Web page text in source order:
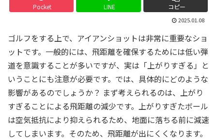
Pocket LINE コピー
2025.01.08
ゴルフをする上で、アイアンショットは非常に重要なショ
ットです。一般的には、飛距離を確保するためには低い弾
道を意識することが多いですが、実は「上がりすぎる」と
いうことにも注意が必要です。では、具体的にどのような
影響があるのでしょうか？ まず考えられるのは、上がり
すぎることによる飛距離の減少です。上がりすぎたボール
は空気抵抗により抑えられるため、地面に落ちる前に減速
してしまいます。そのため、飛距離が出にくくなります。